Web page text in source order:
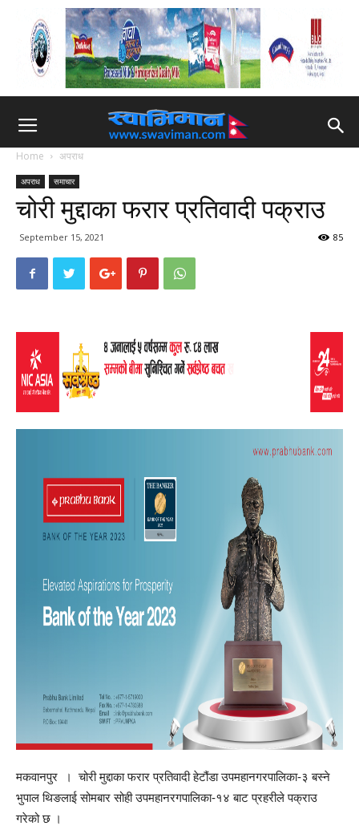
Home अपराध
अपराध समाचार
चोरी मुद्दाका फरार प्रतिवादी पक्राउ
September 15, 2021 85
मकवानपुर । चोरी मुद्दाका फरार प्रतिवादी हेटौंडा उपमहानगरपालिका-३ बस्ने
भुपाल थिङलाई सोमबार सोही उपमहानरगपालिका-१४ बाट प्रहरीले पक्राउ
गरेको छ ।